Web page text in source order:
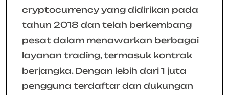
cryptocurrency yang didirikan pada
tahun 2018 dan telah berkembang
pesat dalam menawarkan berbagai
layanan trading, termasuk kontrak
berjangka. Dengan lebih dari 1 juta
pengguna terdaftar dan dukungan